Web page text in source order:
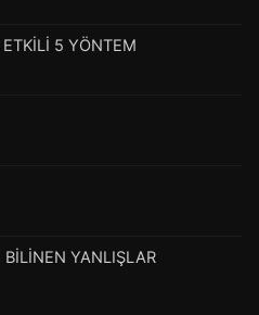
5 YÖNTEM
BİLİNEN YANLIŞLAR